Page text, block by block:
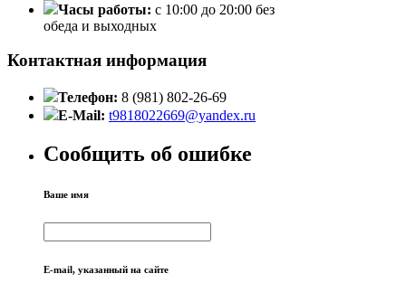
Часы работы: с 10:00 до 20:00 без
обеда и выходных
Контактная информация
Телефон: 8 (981) 802-26-69
E-Mail: t9818022669@yandex.ru
Сообщить об ошибке
Ваше имя
E-mail, указанный на сайте